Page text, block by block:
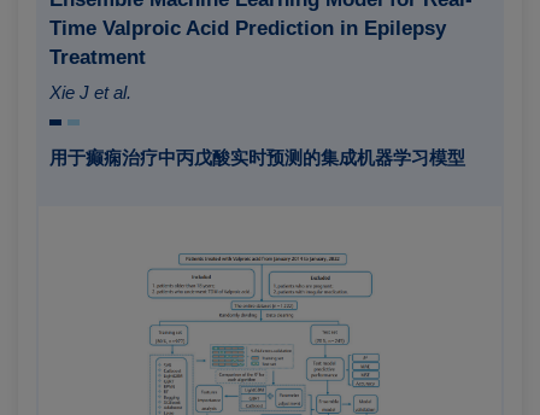
Time Valproic Acid Prediction in Epilepsy
Treatment
Xie J et al.
用于癫痫治疗中丙戊酸实时预测的集成机器学习模型